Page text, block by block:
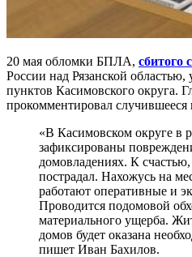
20 мая обломки БПЛА,
России над Рязанской
пунктов Касимовского округа.
прокомментировал случившееся
«В Касимовском округе в
зафиксированы
домовладениях. К
пострадал. Нахожусь на
работают оперативные и
Проводится подомовой
материального ущерба.
домов будет оказана
пишет Иван Бахилов.